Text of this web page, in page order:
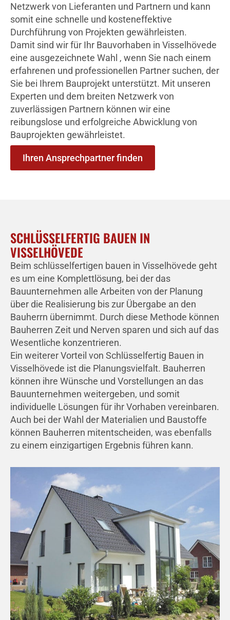
Netzwerk von Lieferanten und Partnern und kann
somit eine schnelle und kosteneffektive
Durchführung von Projekten gewährleisten.
Damit sind wir für Ihr Bauvorhaben in Visselhövede
eine ausgezeichnete Wahl , wenn Sie nach einem
erfahrenen und professionellen Partner suchen, der
Sie bei Ihrem Bauprojekt unterstützt. Mit unseren
Experten und dem breiten Netzwerk von
zuverlässigen Partnern können wir eine
reibungslose und erfolgreiche Abwicklung von
Bauprojekten gewährleistet.
Ihren Ansprechpartner finden
SCHLÜSSELFERTIG BAUEN IN
VISSELHÖVEDE
Beim schlüsselfertigen bauen in Visselhövede geht
es um eine Komplettlösung, bei der das
Bauunternehmen alle Arbeiten von der Planung
über die Realisierung bis zur Übergabe an den
Bauherrn übernimmt. Durch diese Methode können
Bauherren Zeit und Nerven sparen und sich auf das
Wesentliche konzentrieren.
Ein weiterer Vorteil von Schlüsselfertig Bauen in
Visselhövede ist die Planungsvielfalt. Bauherren
können ihre Wünsche und Vorstellungen an das
Bauunternehmen weitergeben, und somit
individuelle Lösungen für ihr Vorhaben vereinbaren.
Auch bei der Wahl der Materialien und Baustoffe
können Bauherren mitentscheiden, was ebenfalls
zu einem einzigartigen Ergebnis führen kann.